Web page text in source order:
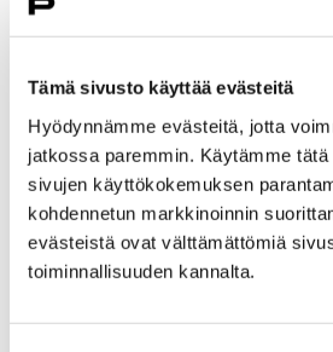
Tämä sivusto käyttää evästeitä
Hyödynnämme evästeitä, jotta
jatkossa paremmin. Käytämme
sivujen käyttökokemuksen
kohdennetun markkinoinnin
evästeistä ovat välttämättömiä
toiminnallisuuden kannalta.
Why Pori